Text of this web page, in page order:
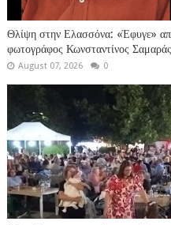
Θλίψη στην Ελασσόνα: «Έφυγε»
φωτογράφος Κωνσταντίνος Σαμαράς
August 07, 2026 0